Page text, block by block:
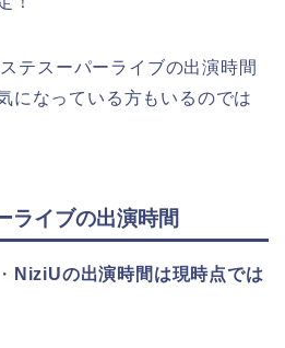
テスーパーライブの出演時間
になっている方もいるのでは
ライブの出演時間
NiziUの出演時間は現時点では